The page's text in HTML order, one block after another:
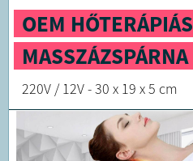
OEM HŐTERÁPIÁS
MASSZÁZSPÁRNA
220V / 12V - 30 x 19 x 5 cm